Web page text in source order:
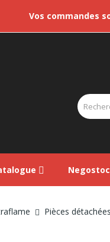
Vos commandes
Pièces